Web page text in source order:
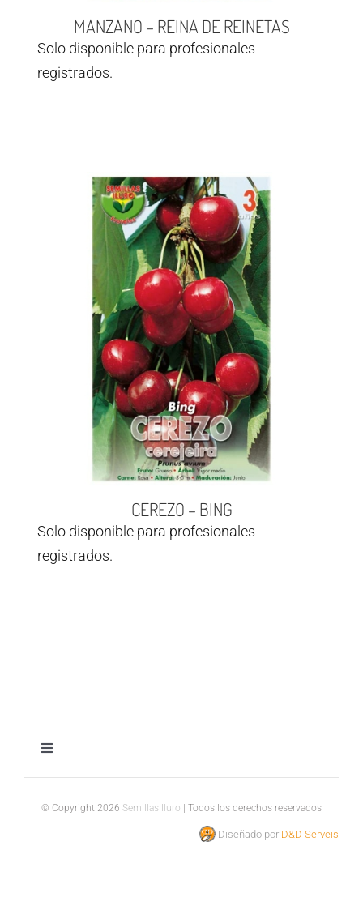
MANZANO – REINA DE REINETAS
Solo disponible para profesionales
registrados.
CEREZO – BING
Solo disponible para profesionales
registrados.
Toggle
© Copyright 2026 Semillas Iluro | Todos los derechos reservados
Diseñado por D&D Serveis